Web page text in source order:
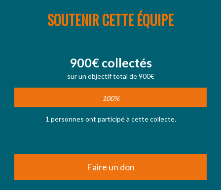
SOUTENIR CETTE ÉQUIPE
900€ collectés
sur un objectif total de 900€
100%
1 personnes ont participé à cette collecte.
Faire un don